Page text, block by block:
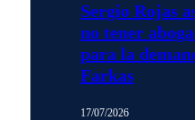
Sergio Rojas
no tener
para la
Farkas
17/07/2026